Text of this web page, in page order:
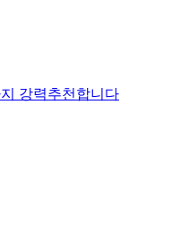
강력추천합니다